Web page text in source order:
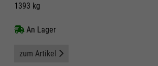
1393 kg
An Lager
zum Artikel